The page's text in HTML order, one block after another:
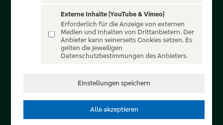
Service für alle Kunden der PSD Banken. Auf unserem
einzigartigen Portal finden Sie Tickets für atemberaubende
Konzerte, Musicals und Shows, die Fußball-Bundesliga sowie
die Champions League und die Europa League.
In Zusammenarbeit mit
Externe Inhalte (YouTube & Vimeo)
Erforderlich für die Anzeige von externen
Medien und Inhalten von Drittanbietern. Der
Anbieter kann seinerseits Cookies setzen. Es
gelten die jeweiligen
Datenschutzbestimmungen des Anbieters.
Einstellungen speichern
Alle akzeptieren